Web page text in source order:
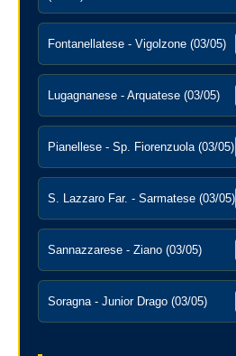
Fontanellatese - Vigolzone (03/05)
Lugagnanese - Arquatese (03/05)
Pianellese - Sp. Fiorenzuola (03/05)
S. Lazzaro Far. - Sarmatese (03/05)
Sannazzarese - Ziano (03/05)
Soragna - Junior Drago (03/05)